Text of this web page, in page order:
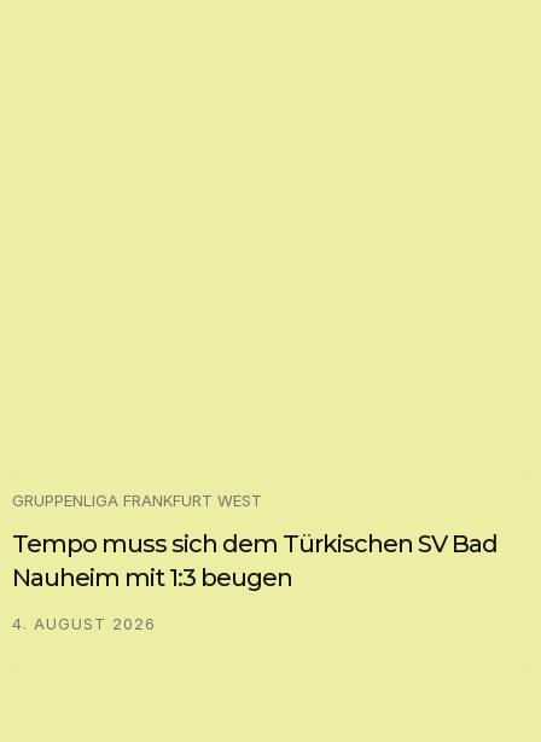
GRUPPENLIGA FRANKFURT WEST
Tempo muss sich dem Türkischen SV Bad
Nauheim mit 1:3 beugen
4. AUGUST 2026